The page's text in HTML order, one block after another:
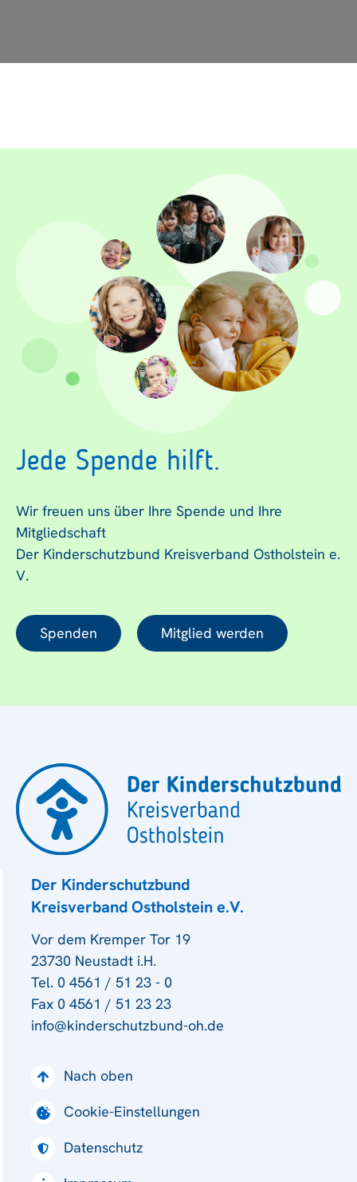
Jede Spende hilft.
Wir freuen uns über Ihre Spende und Ihre
Mitgliedschaft
Der Kinderschutzbund Kreisverband Ostholstein e.
V.
Spenden Mitglied werden
Der Kinderschutzbund
Kreisverband Ostholstein e.V.
Vor dem Kremper Tor 19
23730 Neustadt i.H.
Tel. 0 4561 / 51 23 - 0
Fax 0 4561 / 51 23 23
info@kinderschutzbund-oh.de
Nach oben
Cookie-Einstellungen
Datenschutz